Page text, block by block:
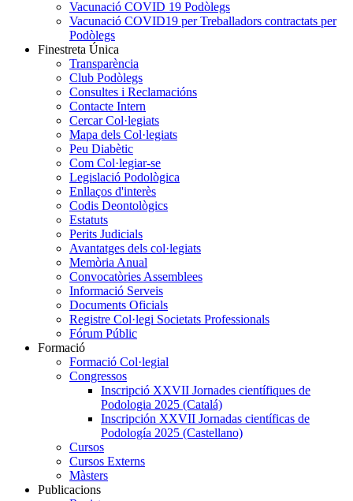
Vacunació COVID 19 Podòlegs
Vacunació COVID19 per Treballadors contractats per
Podòlegs
Finestreta Única
Transparència
Club Podòlegs
Consultes i Reclamacións
Contacte Intern
Cercar Col·legiats
Mapa dels Col·legiats
Peu Diabètic
Com Col·legiar-se
Legislació Podològica
Enllaços d'interès
Codis Deontològics
Estatuts
Perits Judicials
Avantatges dels col·legiats
Memòria Anual
Convocatòries Assemblees
Informació Serveis
Documents Oficials
Registre Col·legi Societats Professionals
Fórum Públic
Formació
Formació Col·legial
Congressos
Inscripció XXVII Jornades científiques de
Podologia 2025 (Catalá)
Inscripción XXVII Jornadas científicas de
Podología 2025 (Castellano)
Cursos
Cursos Externs
Màsters
Publicacions